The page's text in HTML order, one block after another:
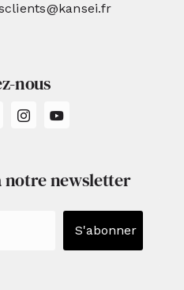
nous
notre newsletter
S'abonner